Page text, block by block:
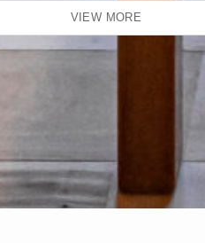
VIEW MORE